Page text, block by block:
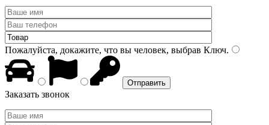
Пожалуйста, докажите, что вы человек, выбрав Ключ.
Заказать звонок